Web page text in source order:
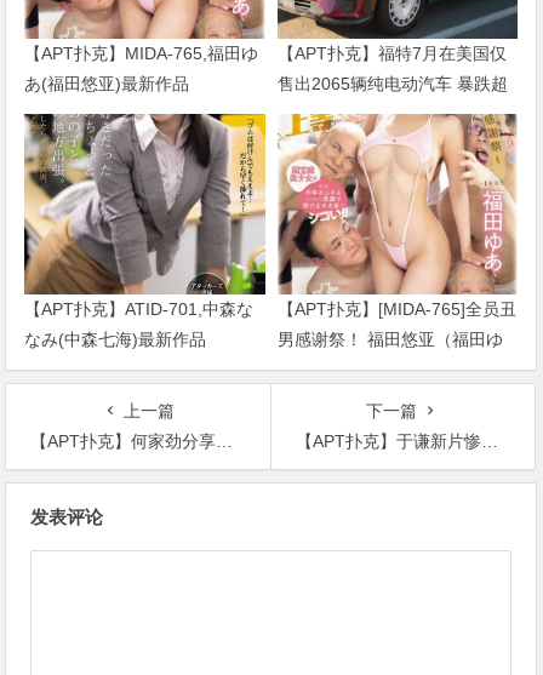
【APT扑克】MIDA-765,福田ゆ
あ(福田悠亚)最新作品
2026/09/01发布！
【APT扑克】福特7月在美国仅
售出2065辆纯电动汽车 暴跌超
七成
【APT扑克】ATID-701,中森な
なみ(中森七海)最新作品
2026/09/01发布！
【APT扑克】[MIDA-765]全员丑
男感谢祭！ 福田悠亚（福田ゆ
あ）解禁大乱交！
上一篇
【APT扑克】何家劲分享健身视频，身材不输于小鲜肉，60多岁却依旧单身
下一篇
【APT扑克】于谦新片惨不忍睹播出两天票房未到100万，网友：幸亏网络上映
发表评论